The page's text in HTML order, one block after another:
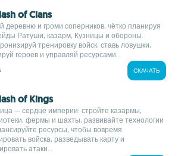
of Clans
деревню и громи соперников, чётко планируя
Ратуши, казарм, Кузницы и обороны.
тренировку войск, ставь ловушки,
героев и управляй ресурсами...
СКАЧАТЬ
of Kings
— сердце империи: стройте казармы,
фермы и шахты, развивайте технологии
ресурсы, чтобы вовремя
войска, разведывать карту и
атаки...